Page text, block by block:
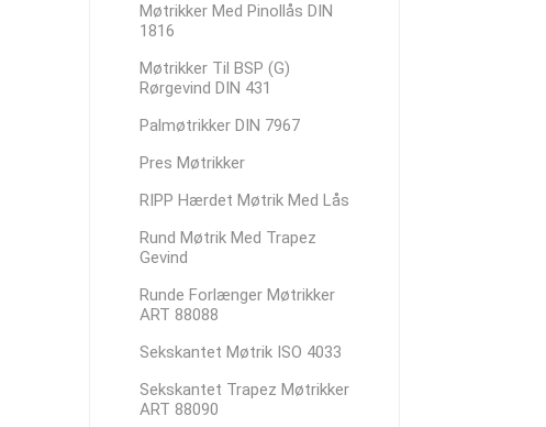
Møtrikker Med Pinollås DIN
1816
Møtrikker Til BSP (G)
Rørgevind DIN 431
Palmøtrikker DIN 7967
Pres Møtrikker
RIPP Hærdet Møtrik Med Lås
Rund Møtrik Med Trapez
Gevind
Runde Forlænger Møtrikker
ART 88088
Sekskantet Møtrik ISO 4033
Sekskantet Trapez Møtrikker
ART 88090